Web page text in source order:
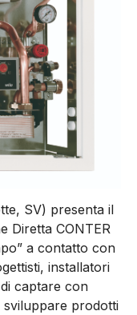
SV) presenta il
Diretta CONTER
a contatto con
installatori
captare con
sviluppare prodotti